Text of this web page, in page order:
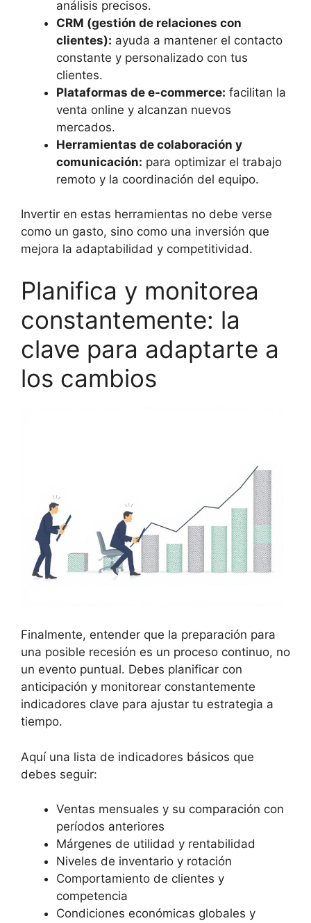
análisis precisos.
CRM (gestión de relaciones con
clientes): ayuda a mantener el contacto
constante y personalizado con tus
clientes.
Plataformas de e-commerce: facilitan la
venta online y alcanzan nuevos
mercados.
Herramientas de colaboración y
comunicación: para optimizar el trabajo
remoto y la coordinación del equipo.
Invertir en estas herramientas no debe verse
como un gasto, sino como una inversión que
mejora la adaptabilidad y competitividad.
Planifica y monitorea
constantemente: la
clave para adaptarte a
los cambios
Finalmente, entender que la preparación para
una posible recesión es un proceso continuo, no
un evento puntual. Debes planificar con
anticipación y monitorear constantemente
indicadores clave para ajustar tu estrategia a
tiempo.
Aquí una lista de indicadores básicos que
debes seguir:
Ventas mensuales y su comparación con
períodos anteriores
Márgenes de utilidad y rentabilidad
Niveles de inventario y rotación
Comportamiento de clientes y
competencia
Condiciones económicas globales y